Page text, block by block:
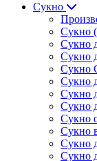
Сукно
Сукно
Сукно
Сукно
Сукно
Сукно
Сукно
Сукно
Сукно
Сукно
Сукно
Сукно